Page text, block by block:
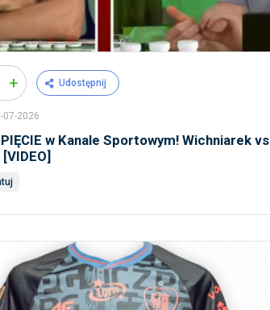
+ Udostępnij
07-2026
w Kanale Sportowym! Wichniarek vs